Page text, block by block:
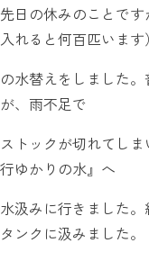
先日の休みのことで
入れると何百匹います）
の水替えをしました
が、雨不足で
ストックが切れてし
行ゆかりの水』へ
水汲みに行きました
タンクに汲みました。